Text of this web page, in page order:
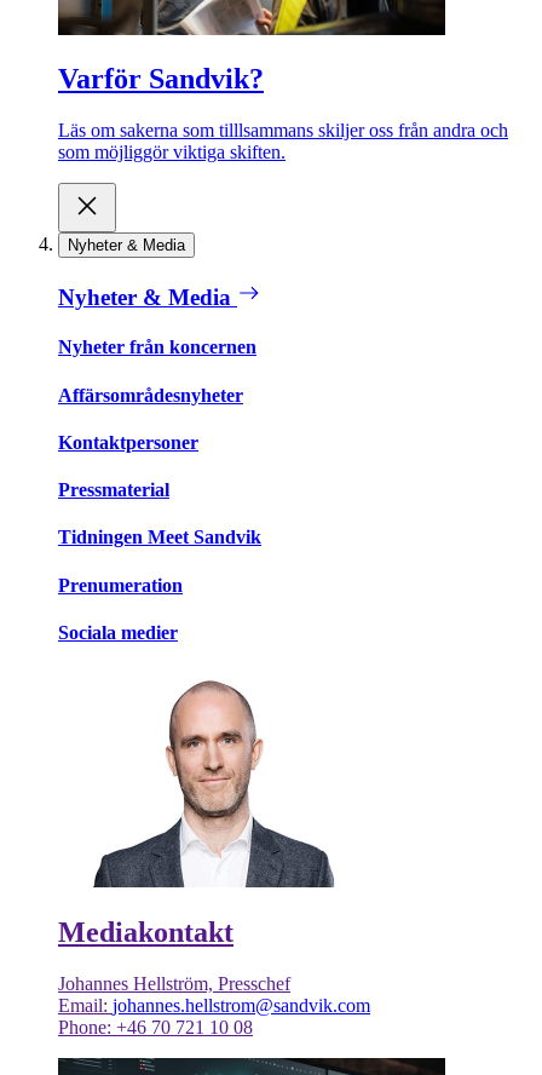
Varför Sandvik?
Läs om sakerna som tilllsammans skiljer oss från andra och
som möjliggör viktiga skiften.
Nyheter & Media
Nyheter & Media
Nyheter från koncernen
Affärsområdesnyheter
Kontaktpersoner
Pressmaterial
Tidningen Meet Sandvik
Prenumeration
Sociala medier
Mediakontakt
Johannes Hellström, Presschef
Email: johannes.hellstrom@sandvik.com
Phone: +46 70 721 10 08